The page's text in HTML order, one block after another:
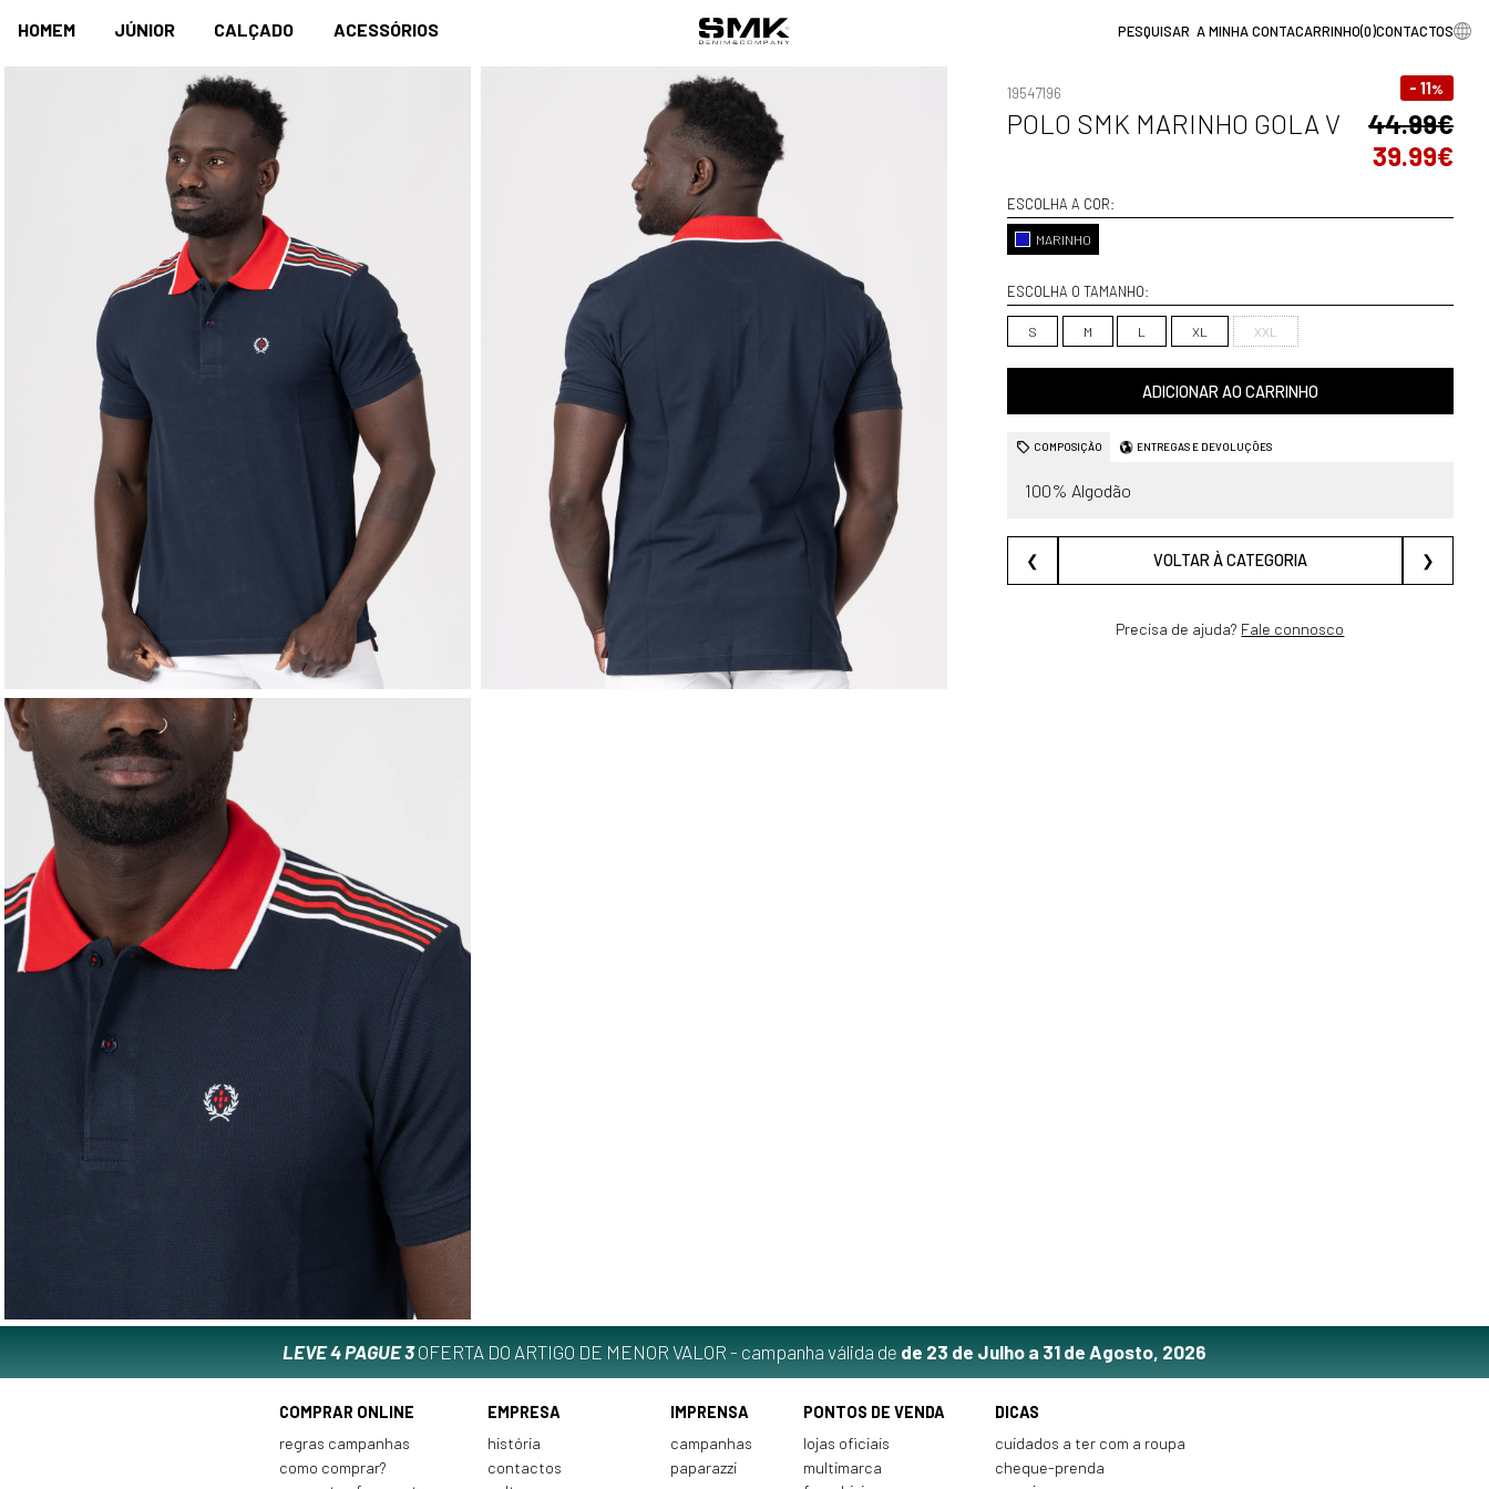
HOMEM JÚNIOR CALÇADO ACESSÓRIOS A MINHA CONTACARRINHO(0)CONTACTOS
- 11%
19547196
POLO SMK MARINHO GOLA V
44.99€
39.99€
ESCOLHA A COR:
MARINHO
ESCOLHA O TAMANHO:
S M L XL XXL
ADICIONAR AO CARRINHO
COMPOSIÇÃO ENTREGAS E DEVOLUÇÕES
100% Algodão
❮ VOLTAR À CATEGORIA ❯
Precisa de ajuda? Fale connosco
LEVE 4 PAGUE 3OFERTA DO ARTIGO DE MENOR VALOR - campanha válida de de 23 de Julho a 31 de Agosto, 2026
COMPRAR ONLINE
regras campanhas
como comprar?
EMPRESA
história
contactos
IMPRENSA
campanhas
paparazzi
PONTOS DE VENDA
lojas oficiais
multimarca
DICAS
cuidados a ter com a roupa
cheque-prenda